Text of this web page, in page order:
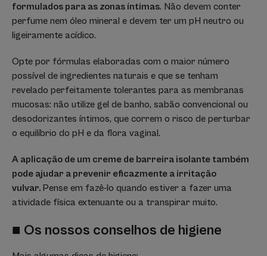
formulados para as zonas íntimas. Não devem conter
perfume nem óleo mineral e devem ter um pH neutro ou
ligeiramente acídico.
Opte por fórmulas elaboradas com o maior número
possível de ingredientes naturais e que se tenham
revelado perfeitamente tolerantes para as membranas
mucosas: não utilize gel de banho, sabão convencional ou
desodorizantes íntimos, que correm o risco de perturbar
o equilíbrio do pH e da flora vaginal.
A aplicação de um creme de barreira isolante também
pode ajudar a prevenir eficazmente a irritação
vulvar. Pense em fazê-lo quando estiver a fazer uma
atividade física extenuante ou a transpirar muito.
■ Os nossos conselhos de higiene